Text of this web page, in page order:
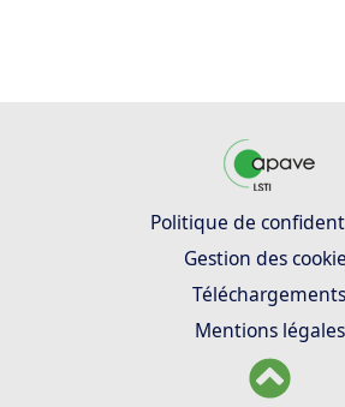
Politique de
Gestion des
Téléchargements
Mentions légales